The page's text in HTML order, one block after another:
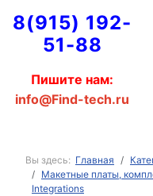
8(915) 192-
51-88
Пишите нам:
info@Find-tech.ru
Вы здесь: Главная
Макетные платы,
Integrations